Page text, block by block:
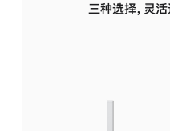
三种选择，灵